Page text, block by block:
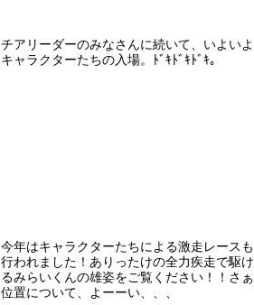
チアリーダーのみなさんに続いて、いよいよ
キャラクターたちの入場。ﾄﾞｷﾄﾞｷﾄﾞｷ。
今年はキャラクターたちによる激走レースも
行われました！ありったけの全力疾走で駆け
るみらいくんの雄姿をご覧ください！！さぁ
位置について、よーーい、、、